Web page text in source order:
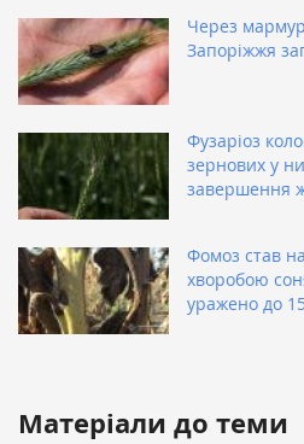
Через
Запоріжжя
Фузаріоз
зернових у
завершення
Фомоз став
хворобою
уражено до
Матеріали до теми